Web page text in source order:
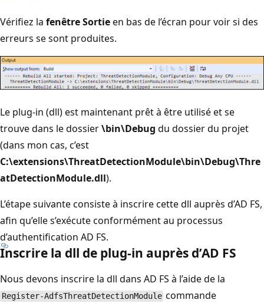
Vérifiez la fenêtre Sortieen bas de l’écran pour voir si des
erreurs se sont produites.
Le plug-in (dll) est maintenant prêt à être utilisé et se
trouve dans le dossier\bin\Debug du dossier du projet
(dans mon cas, c’est
C:\extensions\ThreatDetectionModule\bin\Debug\Thre
atDetectionModule.dll).
L’étape suivante consiste à inscrire cette dll auprès d’AD FS,
afin qu’elle s’exécute conformément au processus
d’authentification AD FS.
Inscrire la dll de plug-in auprès d’AD FS
Nous devons inscrire la dll dans AD FS à l’aide de la
Register-AdfsThreatDetectionModule commande